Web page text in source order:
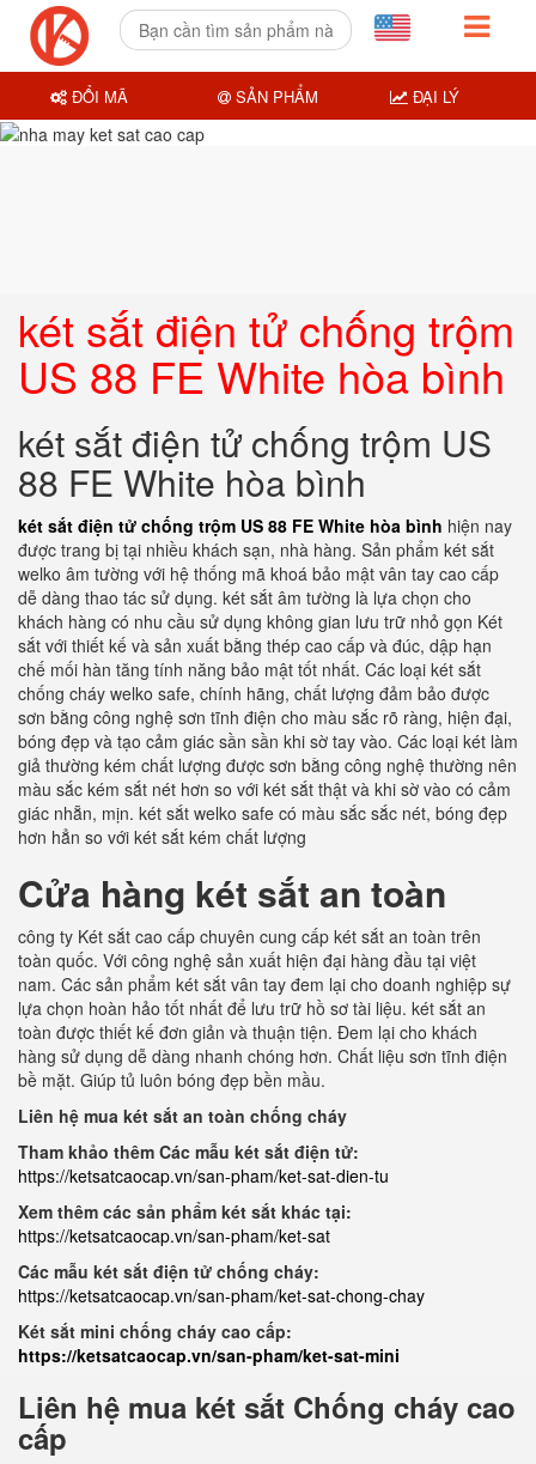
két sắt điện tử chống trộm
US 88 FE White hòa bình
két sắt điện tử chống trộm US
88 FE White hòa bình
két sắt điện tử chống trộm US 88 FE White hòa bình hiện nay
được trang bị tại nhiều khách sạn, nhà hàng. Sản phẩm két sắt
welko âm tường với hệ thống mã khoá bảo mật vân tay cao cấp
dễ dàng thao tác sử dụng. két sắt âm tường là lựa chọn cho
khách hàng có nhu cầu sử dụng không gian lưu trữ nhỏ gọn Két
sắt với thiết kế và sản xuất bằng thép cao cấp và đúc, dập hạn
chế mối hàn tăng tính năng bảo mật tốt nhất. Các loại két sắt
chống cháy welko safe, chính hãng, chất lượng đảm bảo được
sơn bằng công nghệ sơn tĩnh điện cho màu sắc rõ ràng, hiện đại,
bóng đẹp và tạo cảm giác sần sần khi sờ tay vào. Các loại két làm
giả thường kém chất lượng được sơn bằng công nghệ thường nên
màu sắc kém sắt nét hơn so với két sắt thật và khi sờ vào có cảm
giác nhẵn, mịn. két sắt welko safe có màu sắc sắc nét, bóng đẹp
hơn hẳn so với két sắt kém chất lượng
Cửa hàng két sắt an toàn
công ty Két sắt cao cấp chuyên cung cấp két sắt an toàn trên
toàn quốc. Với công nghệ sản xuất hiện đại hàng đầu tại việt
nam. Các sản phẩm két sắt vân tay đem lại cho doanh nghiệp sự
lựa chọn hoàn hảo tốt nhất để lưu trữ hồ sơ tài liệu. két sắt an
toàn được thiết kế đơn giản và thuận tiện. Đem lại cho khách
hàng sử dụng dễ dàng nhanh chóng hơn. Chất liệu sơn tĩnh điện
bề mặt. Giúp tủ luôn bóng đẹp bền mầu.
Liên hệ mua két sắt an toàn chống cháy
Tham khảo thêm Các mẫu két sắt điện tử:
https://ketsatcaocap.vn/san-pham/ket-sat-dien-tu
Xem thêm các sản phẩm két sắt khác tại:
https://ketsatcaocap.vn/san-pham/ket-sat
Các mẫu két sắt điện tử chống cháy:
https://ketsatcaocap.vn/san-pham/ket-sat-chong-chay
Két sắt mini chống cháy cao cấp:
https://ketsatcaocap.vn/san-pham/ket-sat-mini
Liên hệ mua két sắt Chống cháy cao
cấp
ĐỔI MÃ SẢN PHẨM ĐẠI LÝ